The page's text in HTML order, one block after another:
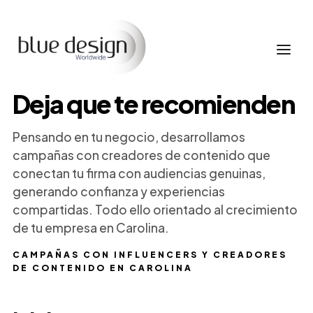
CAMPAÑAS CON INFLUENCERS Y CREADORES
DE CONTENIDO EN CAROLINA
Deja que te recomienden
Pensando en tu negocio, desarrollamos
campañas con creadores de contenido que
conectan tu firma con audiencias genuinas,
generando confianza y experiencias
compartidas. Todo ello orientado al crecimiento
de tu empresa en Carolina.